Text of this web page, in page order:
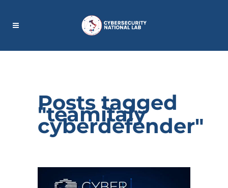
Posts tagged
"teamitaly
cyberdefender"